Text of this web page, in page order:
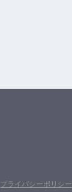
プライバシーポリシー